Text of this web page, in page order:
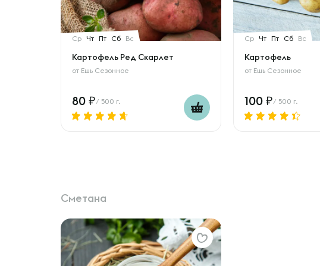
Ср Чт Пт Сб Вс
Картофель Ред Скарлет
от Ешь Сезонное
80 / 500 г.
Ср Чт Пт Сб Вс
Картофель
от Ешь Сезонное
100 / 500 г.
Сметана